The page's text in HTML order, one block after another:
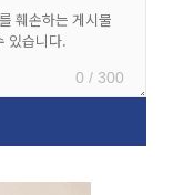
0 / 300